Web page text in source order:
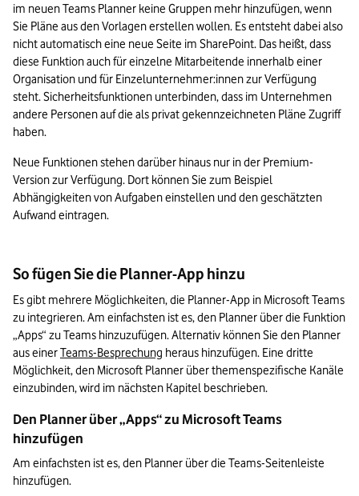
im neuen Teams Planner keine Gruppen mehr hinzufügen, wenn
Sie Pläne aus den Vorlagen erstellen wollen. Es entsteht dabei also
nicht automatisch eine neue Seite im SharePoint. Das heißt, dass
diese Funktion auch für einzelne Mitarbeitende innerhalb einer
Organisation und für Einzelunternehmer:innen zur Verfügung
steht. Sicherheitsfunktionen unterbinden, dass im Unternehmen
andere Personen auf die als privat gekennzeichneten Pläne Zugriff
haben.
Neue Funktionen stehen darüber hinaus nur in der Premium-
Version zur Verfügung. Dort können Sie zum Beispiel
Abhängigkeiten von Aufgaben einstellen und den geschätzten
Aufwand eintragen.
So fügen Sie die Planner-App hinzu
Es gibt mehrere Möglichkeiten, die Planner-App in Microsoft Teams
zu integrieren. Am einfachsten ist es, den Planner über die Funktion
„Apps“ zu Teams hinzuzufügen. Alternativ können Sie den Planner
aus einer Teams-Besprechung heraus hinzufügen. Eine dritte
Möglichkeit, den Microsoft Planner über themenspezifische Kanäle
einzubinden, wird im nächsten Kapitel beschrieben.
Den Planner über „Apps“ zu Microsoft Teams
hinzufügen
Am einfachsten ist es, den Planner über die Teams-Seitenleiste
hinzufügen.